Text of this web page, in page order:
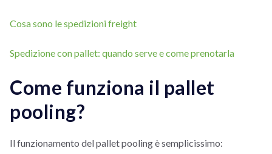
Cosa sono le spedizioni freight
Spedizione con pallet: quando serve e come prenotarla
Come funziona il pallet
pooling?
Il funzionamento del pallet pooling è semplicissimo: